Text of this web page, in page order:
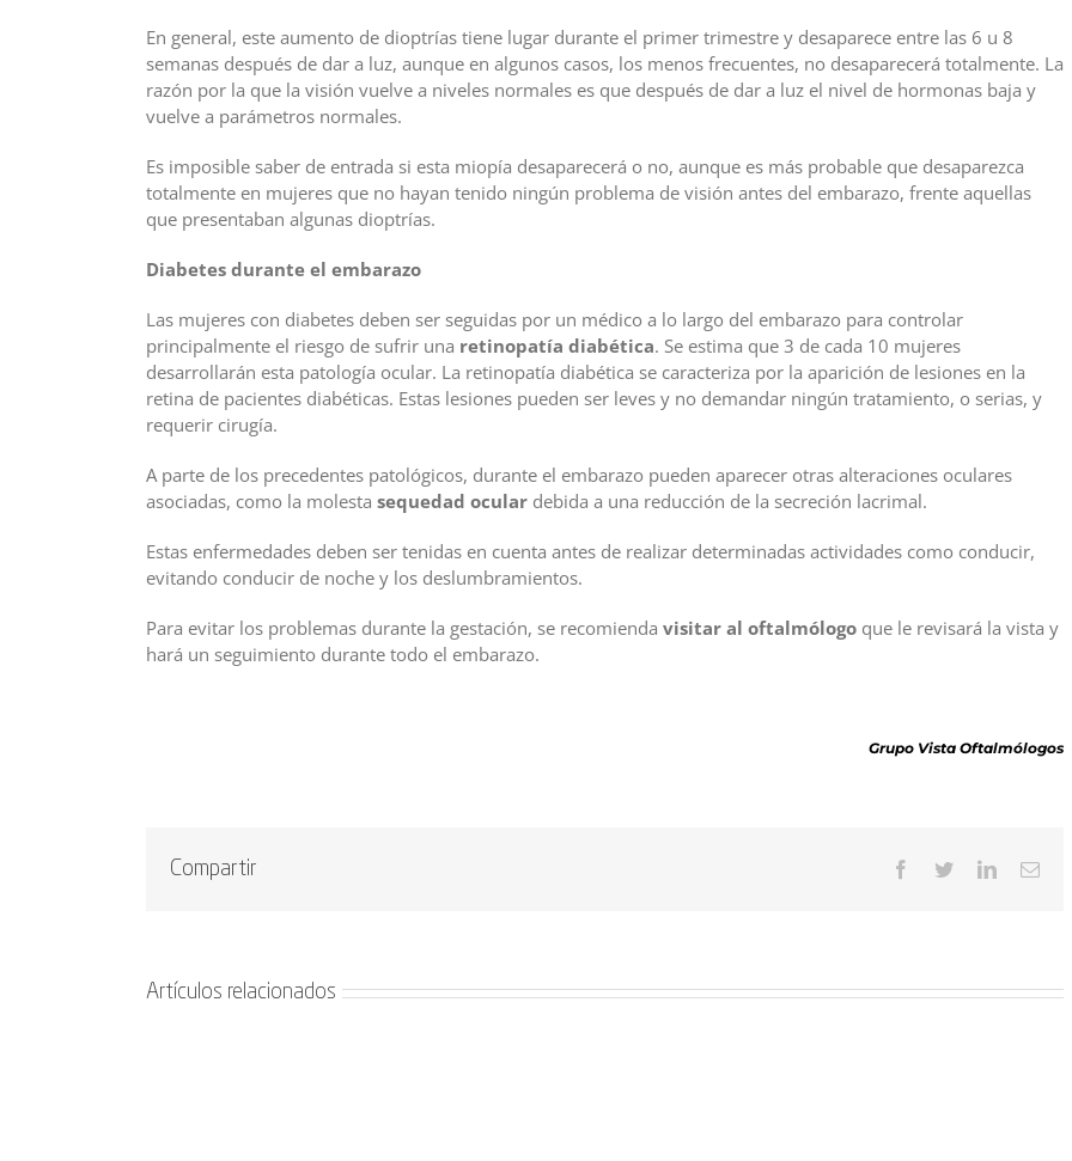
En general, este aumento de dioptrías tiene lugar durante el primer trimestre y desaparece entre las 6 u 8
semanas después de dar a luz, aunque en algunos casos, los menos frecuentes, no desaparecerá totalmente. La
razón por la que la visión vuelve a niveles normales es que después de dar a luz el nivel de hormonas baja y
vuelve a parámetros normales.
Es imposible saber de entrada si esta miopía desaparecerá o no, aunque es más probable que desaparezca
totalmente en mujeres que no hayan tenido ningún problema de visión antes del embarazo, frente aquellas
que presentaban algunas dioptrías.
Diabetes durante el embarazo
Las mujeres con diabetes deben ser seguidas por un médico a lo largo del embarazo para controlar
principalmente el riesgo de sufrir una retinopatía diabética. Se estima que 3 de cada 10 mujeres
desarrollarán esta patología ocular. La retinopatía diabética se caracteriza por la aparición de lesiones en la
retina de pacientes diabéticas. Estas lesiones pueden ser leves y no demandar ningún tratamiento, o serias, y
requerir cirugía.
A parte de los precedentes patológicos, durante el embarazo pueden aparecer otras alteraciones oculares
asociadas, como la molesta sequedad ocular debida a una reducción de la secreción lacrimal.
Estas enfermedades deben ser tenidas en cuenta antes de realizar determinadas actividades como conducir,
evitando conducir de noche y los deslumbramientos.
Para evitar los problemas durante la gestación, se recomienda visitar al oftalmólogo que le revisará la vista y
hará un seguimiento durante todo el embarazo.
Grupo Vista Oftalmólogos
Compartir Facebook
TwitterLinkedIn
Artículos relacionados